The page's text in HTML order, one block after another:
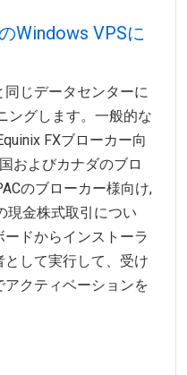
Windows VPSに
じデータセンターに
ングします。一般的な
FXブローカー向
およびカナダのブロ
のブローカー様向け,
現金株式取引につい
ドからインストーラ
して実行して、受け
クティベーションを